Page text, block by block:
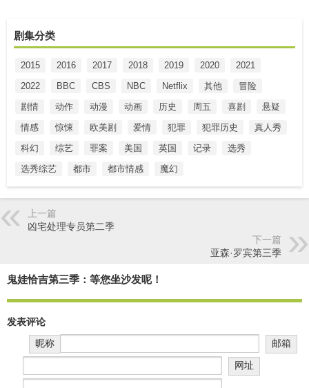
剧集分类
2015 2016 2017 2018 2019 2020
2021
2022
BBC CBS NBC Netflix 其他
冒险
剧情
动作 动漫 动画 历史 周五 喜剧
悬疑
情感
惊悚 欧美剧 爱情 犯罪 犯罪历史
真人秀
科幻
综艺 罪案 美国 英国 记录
选秀
选秀综艺
都市 都市情感 魔幻
上一篇
凶宅处理专员第二季
下一篇
亚森·罗宾第三季
鬼娃恰吉第三季：等您坐沙发呢！
发表评论
昵称
邮箱
网址